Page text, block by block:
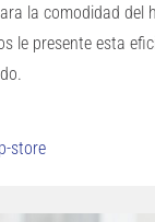
la comodidad del
le presente esta
store